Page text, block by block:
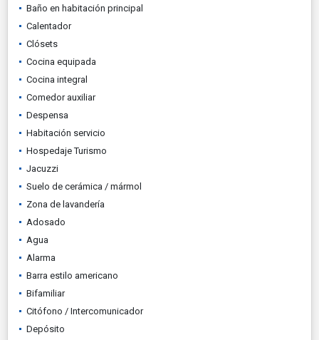
Baño en habitación principal
Calentador
Clósets
Cocina equipada
Cocina integral
Comedor auxiliar
Despensa
Habitación servicio
Hospedaje Turismo
Jacuzzi
Suelo de cerámica / mármol
Zona de lavandería
Adosado
Agua
Alarma
Barra estilo americano
Bifamiliar
Citófono / Intercomunicador
Depósito